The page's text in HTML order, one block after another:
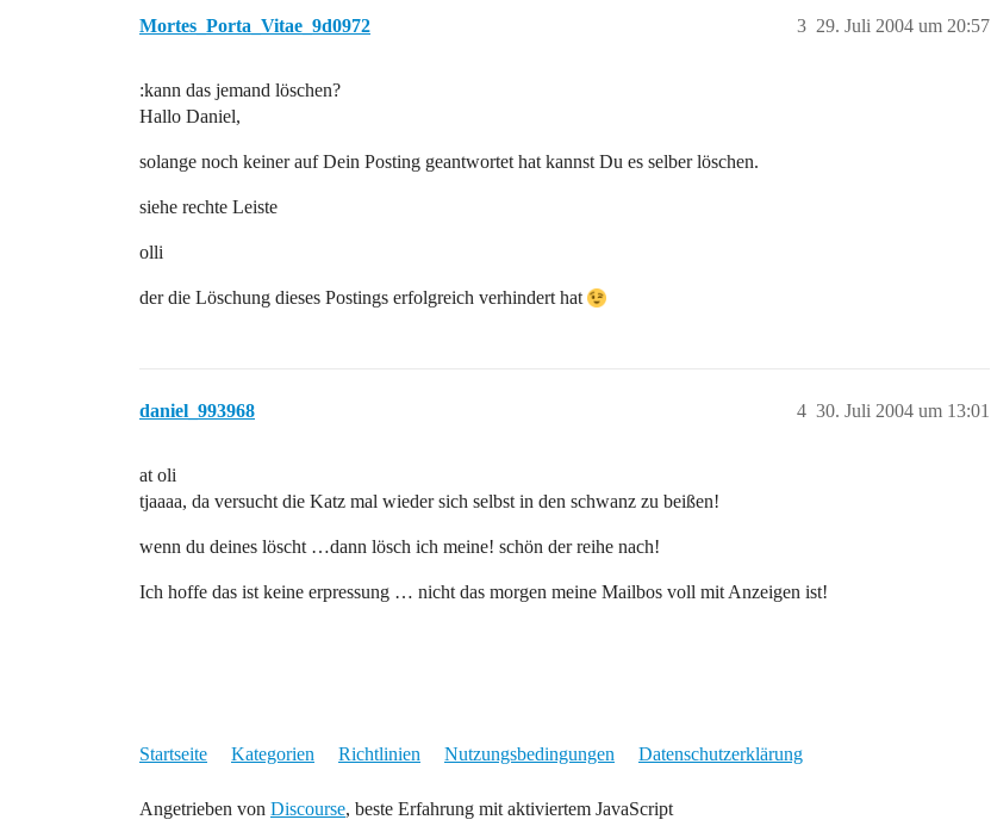
Mortes_Porta_Vitae_9d0972 29. Juli 2004 um 20:57
3
:kann das jemand löschen?
Hallo Daniel,
solange noch keiner auf Dein Posting geantwortet hat kannst Du es selber löschen.
siehe rechte Leiste
olli
der die Löschung dieses Postings erfolgreich verhindert hat
daniel_993968 30. Juli 2004 um 13:01
4
at oli
tjaaaa, da versucht die Katz mal wieder sich selbst in den schwanz zu beißen!
wenn du deines löscht …dann lösch ich meine! schön der reihe nach!
Ich hoffe das ist keine erpressung … nicht das morgen meine Mailbos voll mit Anzeigen ist!
Startseite Kategorien Richtlinien Nutzungsbedingungen Datenschutzerklärung
Angetrieben von Discourse, beste Erfahrung mit aktiviertem JavaScript